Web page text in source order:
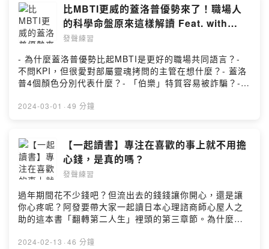
訂閱阿發之聲電子報: https://afrawords.com/newsletter/
寫信給阿發：afra@afrawords.com用💰💰贊助阿發
https://open.firstory.me/user/ckk8e7g71e1ji0830jircvi
z5/donate留言分享你的想法
https://open.firstory.me/story/clpgifd5q021o01y8ayyd
8tjv?m=commentPowered by Firstory Hosting
比MBTI更威的蓋洛普優勢來了！職場人
的科學命盤原來這樣解讀 Feat. with
Rose Life Lab
發聲練習
- 為什麼蓋洛普優勢比起MBTI是更好的職場共同語言？-
不問KPI，但很愛對部屬靈魂拷問的主管在想什麼？- 蓋洛
普4個顏色分別代表什麼？- 「伯樂」特質容易被詐騙？-
利用自己的特質和團隊的特質幫自己消災解厄- 「審慎」特
倒數第一名會發生什麼事？- 職涯引導師現場解盤，阿發朋
友少、沒執行力大揭秘- 不懂自己的特質，和年薪千萬業務
工作擦身而過- 一樣的MBTI和星座，蓋洛普優勢卻揭露了
真實的特質差異想要請專家幫你進行科學命盤解析？蓋洛
普優勢解盤諮詢請洽roseintaiwan@gmail.com4/13[天職
探索工作坊]活動報名中找到你的天賦和理想生活的永續經
營指南：https://forms.gle/rGHdEVgGjurJpha9A寫信給
Afra: afra@afrawords.comSupport this show:
https://open.firstory.me/user/ckk8e7g71e1ji0830jircvi
2024-03-01 · 49 分鐘
【一起讀書】專注在喜歡的事上就不用擔
心錢，是真的嗎？
發聲練習
過年期間花不少錢吧？但流出去的錢錢讓你開心，還是讓
你心疼呢？阿發要帶大家一起讀日本心理諮商師心屋人之
助的這本書「翻轉第二人生」裡頭的第三章節。為什麼你
聽，更新你對錢的看法訂閱阿發之聲電子報:
2024-02-13 · 46 分鐘